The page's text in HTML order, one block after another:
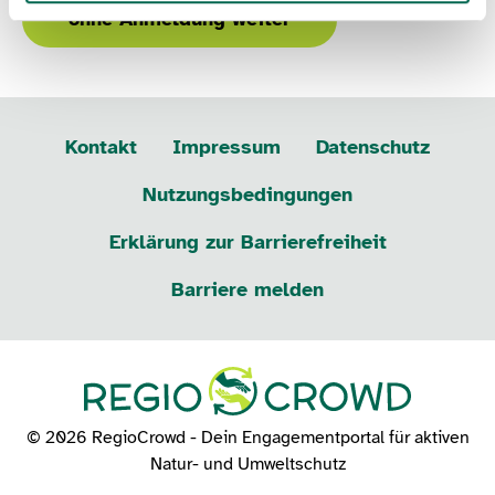
ohne Anmeldung weiter
Kontakt Impressum
Datenschutz
Nutzungsbedingungen
Erklärung zur Barrierefreiheit
Barriere melden
© 2026 RegioCrowd - Dein Engagementportal für aktiven
Natur- und Umweltschutz